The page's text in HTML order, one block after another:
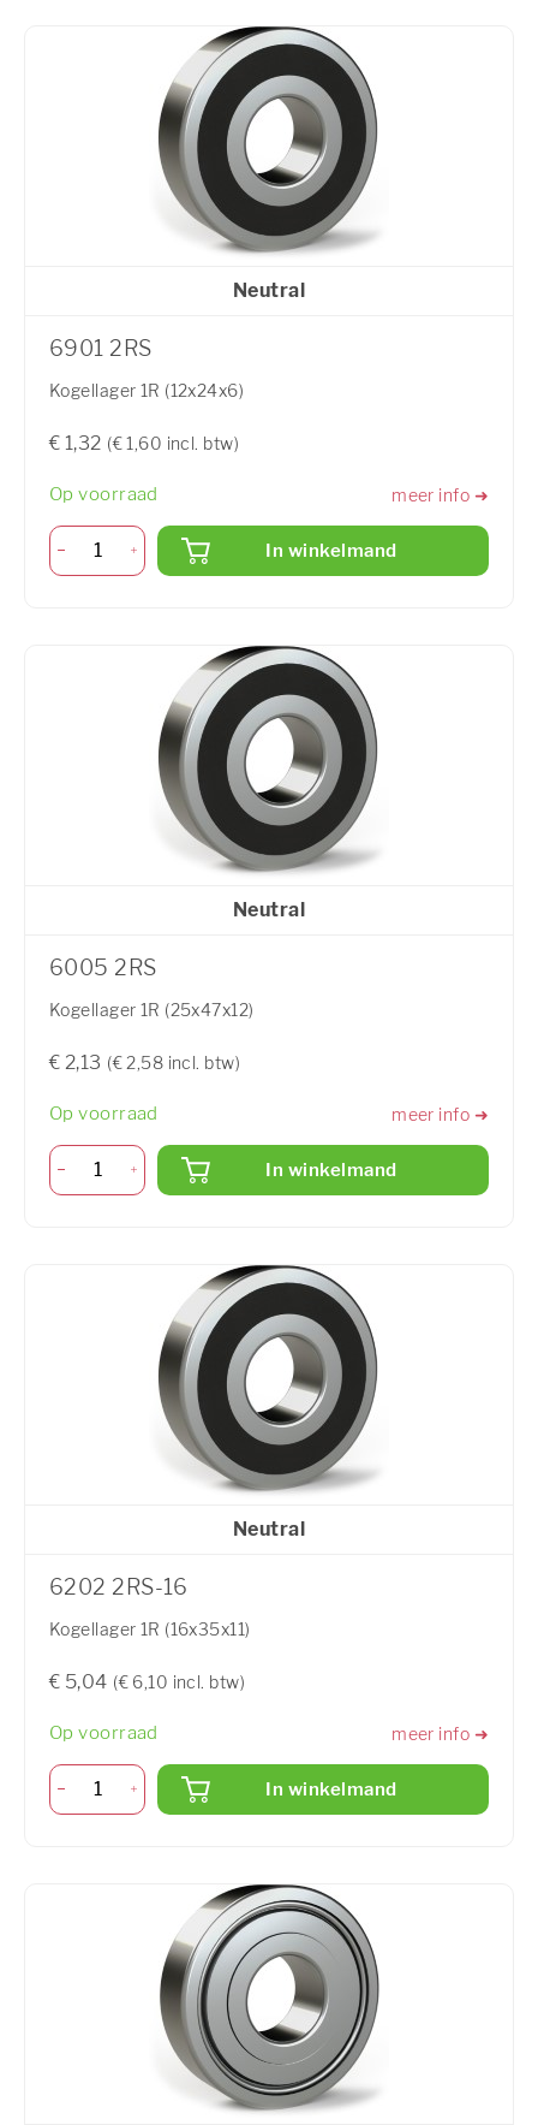
Neutral
6901 2RS
Kogellager 1R (12x24x6)
€ 1,32 (€ 1,60 incl. btw)
Op voorraad meer info ➜
In winkelmand
Neutral
6005 2RS
Kogellager 1R (25x47x12)
€ 2,13 (€ 2,58 incl. btw)
Op voorraad meer info ➜
In winkelmand
Neutral
6202 2RS-16
Kogellager 1R (16x35x11)
€ 5,04 (€ 6,10 incl. btw)
Op voorraad meer info ➜
In winkelmand